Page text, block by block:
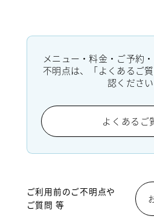
メニュー・料金・ご予約
不明点は、「よくあるご
認ください
よくあるご
ご利用前のご不明点や
ご質問 等